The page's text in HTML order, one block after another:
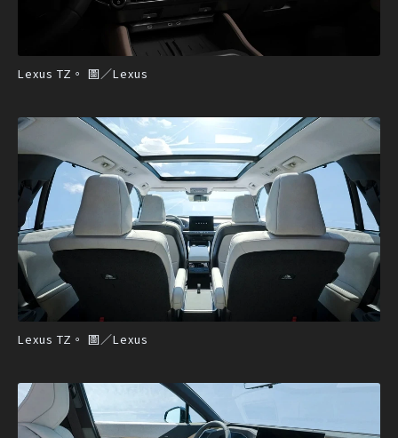
Lexus TZ。 圖／Lexus
Lexus TZ。 圖／Lexus